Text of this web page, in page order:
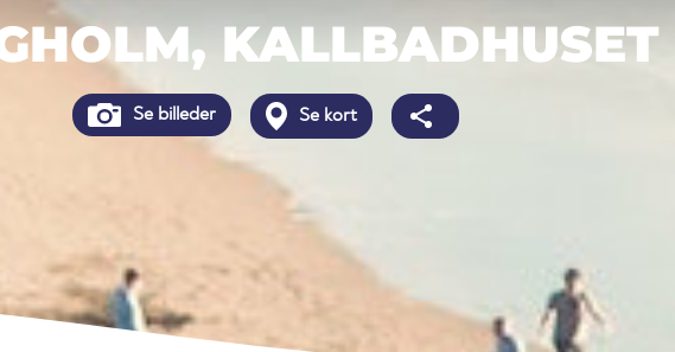
KALLBADHUSET
Se billeder Se kort